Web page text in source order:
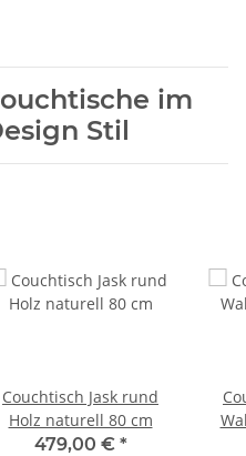
im
Stil
Couchtisch Jask rund
Holz naturell 80 cm
479,00 € *